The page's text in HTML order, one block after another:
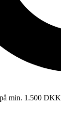
min. 1.500 DKK